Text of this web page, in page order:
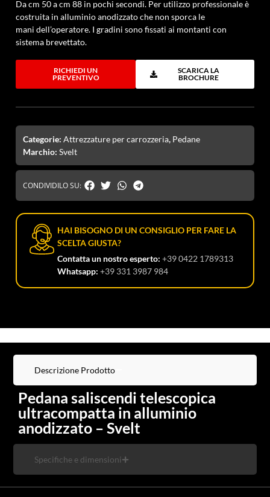
Da cm 50 a cm 88 in pochi secondi. Per utilizzo professionale è
costruita in alluminio anodizzato che non sporca le
mani dell’operatore. I gradini sono fissati ai montanti con
sistema brevettato.
RICHIEDI UN
PREVENTIVO
SCARICA LA
BROCHURE
Categorie:Attrezzature per carrozzeria, Pedane
Marchio: Svelt
CONDIVIDILO SU:
HAI BISOGNO DI UN CONSIGLIO PER FARE LA
SCELTA GIUSTA?
Contatta un nostro esperto: +39 0422 1789313
Whatsapp: +39 331 3987 984
Descrizione Prodotto
Specifiche e dimensioni
Pedana saliscendi telescopica
ultracompatta in alluminio
anodizzato – Svelt